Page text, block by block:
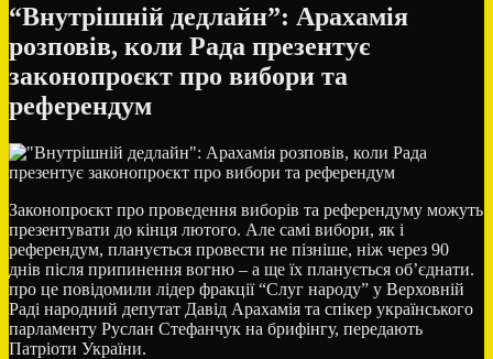
“Внутрішній дедлайн”: Арахамія
розповів, коли Рада презентує
законопроєкт про вибори та
референдум
Законопроєкт про проведення виборів та референдуму можуть
презентувати до кінця лютого. Але самі вибори, як і
референдум, планується провести не пізніше, ніж через 90
днів після припинення вогню – а ще їх планується об’єднати.
про це повідомили лідер фракції “Слуг народу” у Верховній
Раді народний депутат Давід Арахамія та спікер українського
парламенту Руслан Стефанчук на брифінгу, передають
Патріоти України.